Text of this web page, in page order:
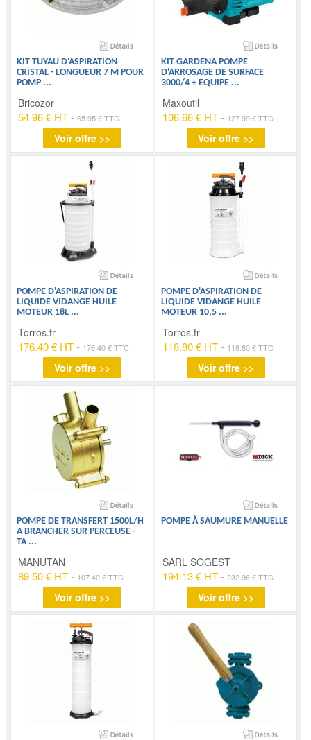
KIT TUYAU D'ASPIRATION
CRISTAL - LONGUEUR 7 M POUR
POMP ...
Bricozor
54.96 € HT -65.95 € TTC
Voir offre >>
KIT GARDENA POMPE
D'ARROSAGE DE SURFACE
3000/4 + EQUIPE ...
Maxoutil
106.66 € HT- 127.99 € TTC
Voir offre >>
POMPE D'ASPIRATION DE
LIQUIDE VIDANGE HUILE
MOTEUR 18L ...
Torros.fr
176.40 € HT - 176.40 € TTC
Voir offre >>
POMPE D'ASPIRATION DE
LIQUIDE VIDANGE HUILE
MOTEUR 10,5 ...
Torros.fr
118.80 € HT- 118.80 € TTC
Voir offre >>
POMPE DE TRANSFERT 1500L/H
A BRANCHER SUR PERCEUSE -
TA ...
MANUTAN
89.50 € HT - 107.40 € TTC
Voir offre >>
POMPE À SAUMURE MANUELLE
SARL SOGEST
194.13 € HT- 232.96 € TTC
Voir offre >>